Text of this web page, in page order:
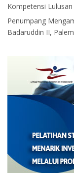
Kompetensi
Penumpang
Badaruddin II,